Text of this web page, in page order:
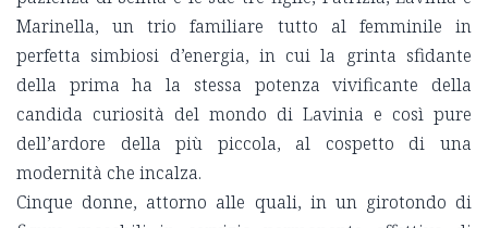
Marinella, un trio familiare tutto al femminile in
perfetta simbiosi d’energia, in cui la grinta sfidante
della prima ha la stessa potenza vivificante della
candida curiosità del mondo di Lavinia e così pure
dell’ardore della più piccola, al cospetto di una
modernità che incalza.
Cinque donne, attorno alle quali, in un girotondo di